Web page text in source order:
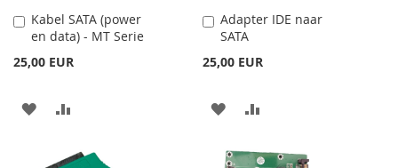
Kabel SATA (power
en data) - MT Serie
25,00 EUR
Kosárba
HOZZÁADÁSÖSSZEHASONLÍTÁSHOZ
Adapter IDE naar
SATA
25,00 EUR
Kosárba
HOZZÁADÁS